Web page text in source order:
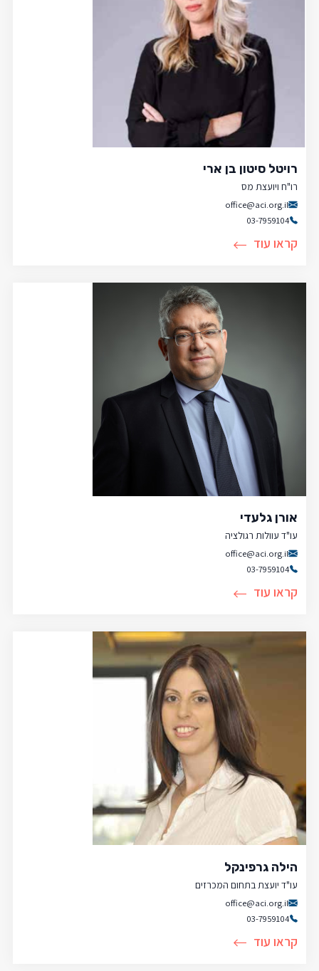
רויטל סיטון בן ארי
רו"ח ויועצת מס
office@aci.org.il
03-7959104
קראו עוד
אורן גלעדי
עו"ד עוולות רגולציה
office@aci.org.il
03-7959104
קראו עוד
הילה גרפינקל
עו"ד יועצת בתחום המכרזים
office@aci.org.il
03-7959104
קראו עוד